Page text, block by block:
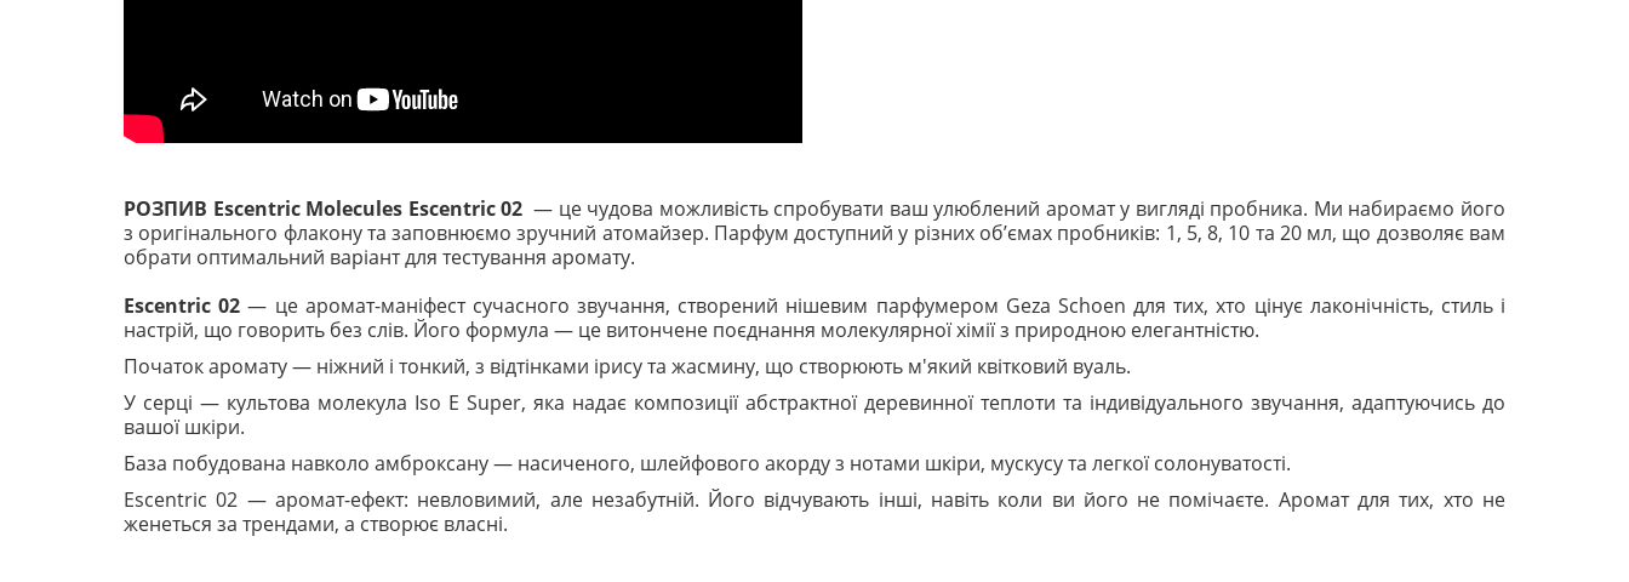
РОЗПИВ Escentric Molecules Escentric 02— це чудова можливість спробувати ваш улюблений аромат у вигляді пробника. Ми набираємо його
з оригінального флакону та заповнюємо зручний атомайзер. Парфум доступний у різних обʼємах пробників: 1, 5, 8, 10 та 20 мл, що дозволяє вам
обрати оптимальний варіант для тестування аромату.
Escentric 02 — це аромат-маніфест сучасного звучання, створений нішевим парфумером Geza Schoen для тих, хто цінує лаконічність, стиль і
настрій, що говорить без слів. Його формула — це витончене поєднання молекулярної хімії з природною елегантністю.
Початок аромату — ніжний і тонкий, з відтінками ірису та жасмину, що створюють м'який квітковий вуаль.
У серці — культова молекула Iso E Super, яка надає композиції абстрактної деревинної теплоти та індивідуального звучання, адаптуючись до
вашої шкіри.
База побудована навколо амброксану — насиченого, шлейфового акорду з нотами шкіри, мускусу та легкої солонуватості.
Escentric 02 — аромат-ефект: невловимий, але незабутній. Його відчувають інші, навіть коли ви його не помічаєте. Аромат для тих, хто не
женеться за трендами, а створює власні.